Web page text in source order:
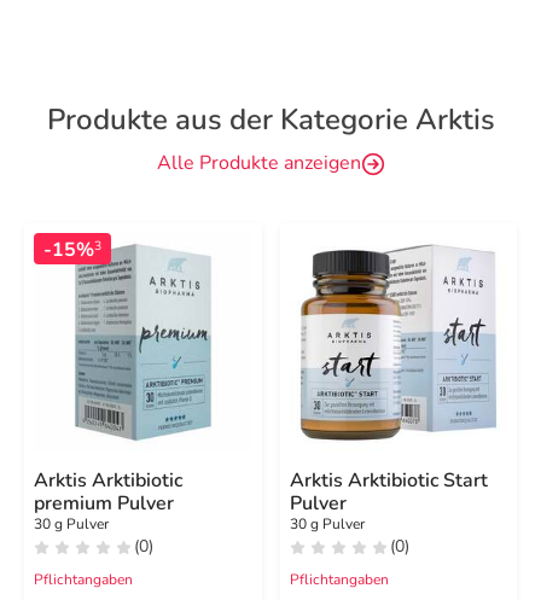
Produkte aus der Kategorie Arktis
Alle Produkte anzeigen
-15%3
Arktis Arktibiotic
premium Pulver
30 g Pulver
(0)
Pflichtangaben
Arktis Arktibiotic Start
Pulver
30 g Pulver
(0)
Pflichtangaben